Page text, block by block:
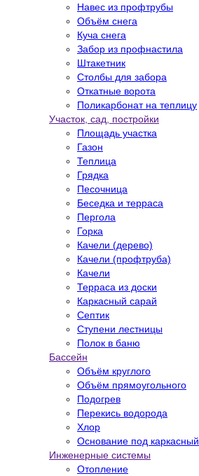
Навес из профтрубы
Объём снега
Куча снега
Забор из профнастила
Штакетник
Столбы для забора
Откатные ворота
Поликарбонат на теплицу
Участок, сад, постройки
Площадь участка
Газон
Теплица
Грядка
Песочница
Беседка и терраса
Пергола
Горка
Качели (дерево)
Качели (профтруба)
Качели
Терраса из доски
Каркасный сарай
Септик
Ступени лестницы
Полок в баню
Бассейн
Объём круглого
Объём прямоугольного
Подогрев
Перекись водорода
Хлор
Основание под каркасный
Инженерные системы
Отопление